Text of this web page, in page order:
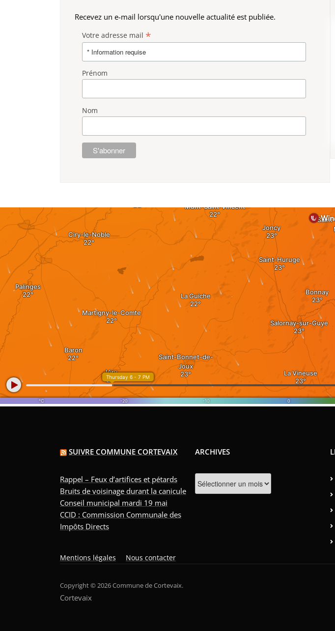
Recevez un e-mail lorsqu'une nouvelle actualité est publiée.
Votre adresse mail *
Prénom
Nom
SUIVRE COMMUNE CORTEVAIX
Rappel – Feux d’artifices et pétards
Bruits de voisinage durant la canicule
Conseil municipal mardi 19 mai
CCID : Commission Communale des
Impôts Directs
ARCHIVES
Mentions légales Nous contacter
Copyright © 2026 Commune de Cortevaix.
Cortevaix